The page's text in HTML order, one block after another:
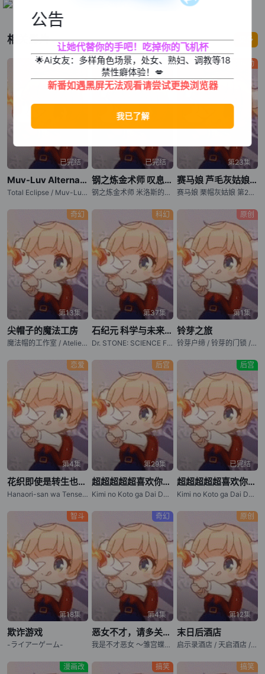
相关影片 更多
机战
已完结
Muv-Luv Alternative Total Eclipse
Total Eclipse / Muv-Luv ATE / マブラヴ オルタネイティヴ トータル・イクリプス
热血
已完结
钢之炼金术师 叹息之丘的圣星
钢之炼金术师 米洛斯的圣星 / Fullmetal Alchemist: The Sacred Star of Milos / Fullmetal Alchemist: The Sacred Star of the Walling Hill / Hagane no Renkinjutsushi: Milos no Seinaru Hoshi
运动
第23集
赛马娘 芦毛灰姑娘 第2部分
赛马娘 栗帽灰姑娘 第2部分 / 赛马娘 Cinderella Gray 第2部分 / Uma Musume Cinderella Gray Part 2
奇幻
第13集
尖帽子的魔法工房
魔法帽的工作室 / Atelier of Witch Hat / Witch Hat Atelier / Tongari Boushi no Atelier
科幻
第37集
石纪元 科学与未来 第3部分
Dr. STONE: SCIENCE FUTURE Part 3 / 新石纪 科学与未来 第3部分 / 石纪元 第四季 第3部分 / 新石纪 第四季 第3部分 / Dr. Stone: Science Future 3
原创
第1集
铃芽之旅
铃芽户缔 / 铃芽的门锁 / Suzume no Tojimari
恋爱
第4集
花织即使是转生也想打架
Hanaori-san wa Tensei shitemo Kenka ga Shitai / Hanaori-san Still Wants to Fight in the Next Life / 花织同学转生后还是想干架
后宫
第29集
超超超超超喜欢你的100个女朋友 第三季
Kimi no Koto ga Dai Dai Dai Dai Daisuki na 100-nin no Kanojo 3
后宫
已完结
超超超超超喜欢你的100个女朋友 第二季
Kimi no Koto ga Dai Dai Dai Dai Daisuki na Hyakunin no Kanojo (2025) / The 100 Girlfriends Who Really, Really, Really, Really, Really Love You (2025) / Kimi no Koto ga Dai Dai Dai Dai Daisuki na 100-nin no Kanojo 2 / The 100 Girlfriends Who Really, Really
智斗
第18集
欺诈游戏
-ライアーゲーム-
奇幻
第4集
恶女不才，请多关照 ～雏宫蝶鼠换身传～
我是不才恶女 ～雏宫蝶鼠互换传～ / 虽然我是不完美恶女 ～雏宫蝶鼠替换传～ / Though I Am an Inept Villainess: Tale of the Butterfly-Rat Body Swap in the Maiden Court / Futsutsuka na Akujo dewa Gozaimasu ga: Suuguu Chouso Torikae Den
原创
第12集
末日后酒店
启示录酒店 / 天启酒店 / Apocalypse Hotel
漫画改 搞笑 搞笑
公告
让她代替你的手吧！吃掉你的飞机杯
🌟Ai女友：多样角色场景，处女、熟妇、调教等18
禁性癖体验！💋
新番如遇黑屏无法观看请尝试更换浏览器